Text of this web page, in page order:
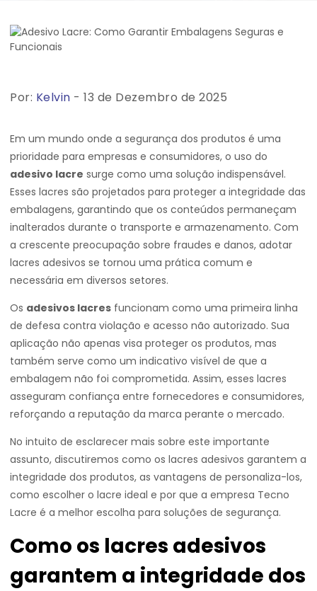
Por: Kelvin - 13 de Dezembro de 2025
Em um mundo onde a segurança dos produtos é uma
prioridade para empresas e consumidores, o uso do
adesivo lacre surge como uma solução indispensável.
Esses lacres são projetados para proteger a integridade das
embalagens, garantindo que os conteúdos permaneçam
inalterados durante o transporte e armazenamento. Com
a crescente preocupação sobre fraudes e danos, adotar
lacres adesivos se tornou uma prática comum e
necessária em diversos setores.
Os adesivos lacres funcionam como uma primeira linha
de defesa contra violação e acesso não autorizado. Sua
aplicação não apenas visa proteger os produtos, mas
também serve como um indicativo visível de que a
embalagem não foi comprometida. Assim, esses lacres
asseguram confiança entre fornecedores e consumidores,
reforçando a reputação da marca perante o mercado.
No intuito de esclarecer mais sobre este importante
assunto, discutiremos como os lacres adesivos garantem a
integridade dos produtos, as vantagens de personaliza-los,
como escolher o lacre ideal e por que a empresa Tecno
Lacre é a melhor escolha para soluções de segurança.
Como os lacres adesivos
garantem a integridade dos